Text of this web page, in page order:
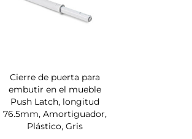
Cierre de puerta para
embutir en el mueble
Push Latch, longitud
76.5mm, Amortiguador,
Plástico, Gris